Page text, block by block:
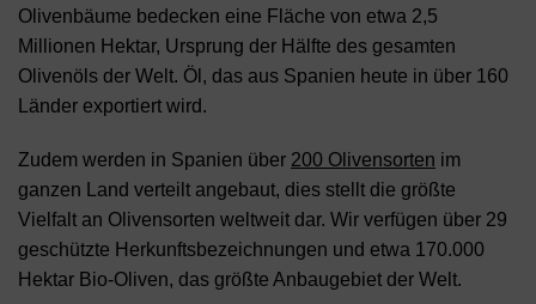
Olivenbäume bedecken eine Fläche von etwa 2,5
Millionen Hektar, Ursprung der Hälfte des gesamten
Olivenöls der Welt. Öl, das aus Spanien heute in über 160
Länder exportiert wird.
Zudem werden in Spanien über 200 Olivensorten im
ganzen Land verteilt angebaut, dies stellt die größte
Vielfalt an Olivensorten weltweit dar. Wir verfügen über 29
geschützte Herkunftsbezeichnungen und etwa 170.000
Hektar Bio-Oliven, das größte Anbaugebiet der Welt.